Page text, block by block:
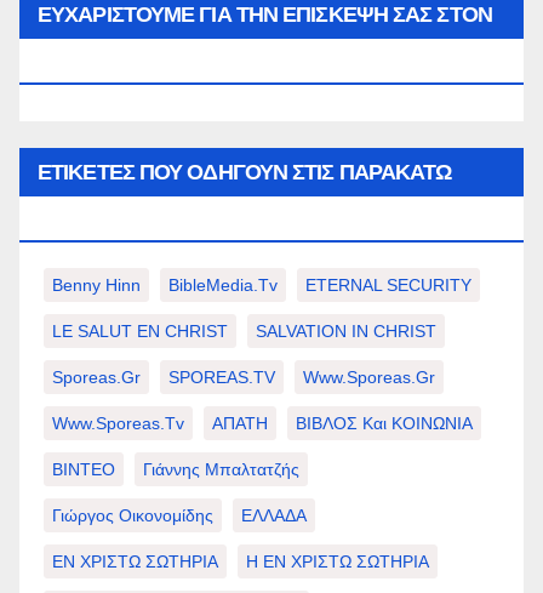
ΕΥΧΑΡΙΣΤΟΥΜΕ ΓΙΑ ΤΗΝ ΕΠΙΣΚΕΨΗ ΣΑΣ ΣΤΟΝ
ΕΤΙΚΈΤΕΣ ΠΟΥ ΟΔΗΓΟΎΝ ΣΤΙΣ ΠΑΡΑΚΆΤΩ
Benny Hinn BibleMedia.tv ETERNAL SECURITY
LE SALUT EN CHRIST SALVATION IN CHRIST
Sporeas.gr SPOREAS.TV Www.sporeas.gr
Www.sporeas.tv ΑΠΑΤΗ ΒΙΒΛΟΣ Και ΚΟΙΝΩΝΙΑ
ΒΙΝΤΕΟ Γιάννης Μπαλτατζής
Γιώργος Οικονομίδης ΕΛΛΑΔΑ
ΕΝ ΧΡΙΣΤΩ ΣΩΤΗΡΙΑ Η ΕΝ ΧΡΙΣΤΩ ΣΩΤΗΡΙΑ